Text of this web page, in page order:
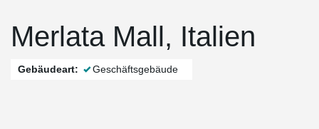
Merlata Mall, Italien
Gebäudeart: Geschäftsgebäude